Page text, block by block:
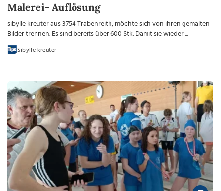
Malerei- Auflösung
sibylle kreuter aus 3754 Trabenreith, möchte sich von ihren gemalten
Bilder trennen. Es sind bereits über 600 Stk. Damit sie wieder ...
Sibylle kreuter